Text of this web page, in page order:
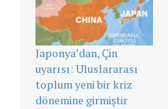
Japonya’dan, Çin
uyarısı: Uluslararası
toplum yeni bir kriz
dönemine girmiştir